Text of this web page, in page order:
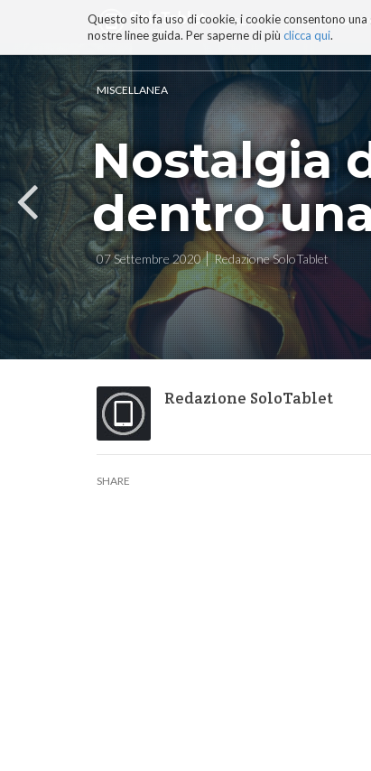
Questo sito fa uso di cookie, i cookie consentono
nostre linee guida. Per saperne di più clicca qui.
BLOG
ai
contenuti.
|
Salta
alla
navigazione
MISCELLANEA
Nostalgia
dentro
07 Settembre 2020 Redazione SoloTablet
Redazione SoloTablet
SHARE